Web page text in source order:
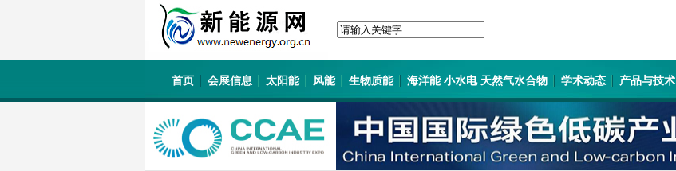
首页 会展信息 太阳能 风能 生物质能 海洋能 小水电 天然气水合物 学术动态 产品与技术